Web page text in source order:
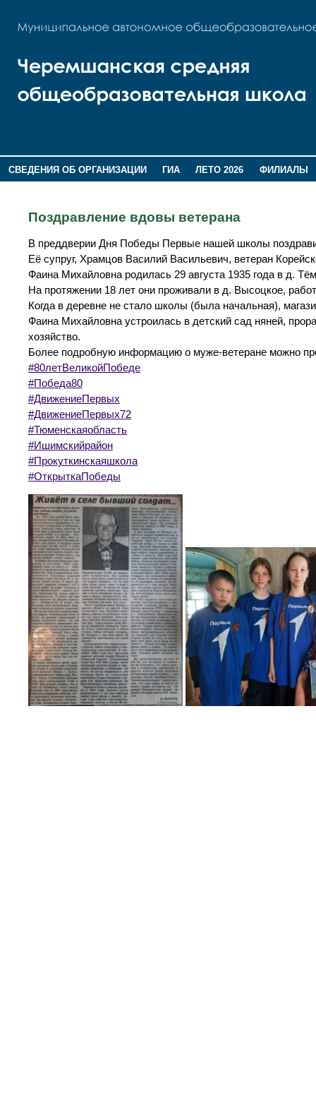
СВЕДЕНИЯ ОБ ОРГАНИЗАЦИИ ГИА ЛЕТО 2026
ФИЛИАЛЫ
Поздравление вдовы ветерана
В преддверии Дня Победы Первые нашей школы
Её супруг, Храмцов Василий Васильевич, ветеран
Фаина Михайловна родилась 29 августа 1935 года в д.
На протяжении 18 лет они проживали в д. Высоцкое,
Когда в деревне не стало школы (была начальная),
Фаина Михайловна устроилась в детский сад няней,
хозяйство.
Более подробную информацию о муже-ветеране можно
#80летВеликойПобеде
#Победа80
#ДвижениеПервых
#ДвижениеПервых72
#Тюменскаяобласть
#Ишимскийрайон
#Прокуткинскаяшкола
#ОткрыткаПобеды